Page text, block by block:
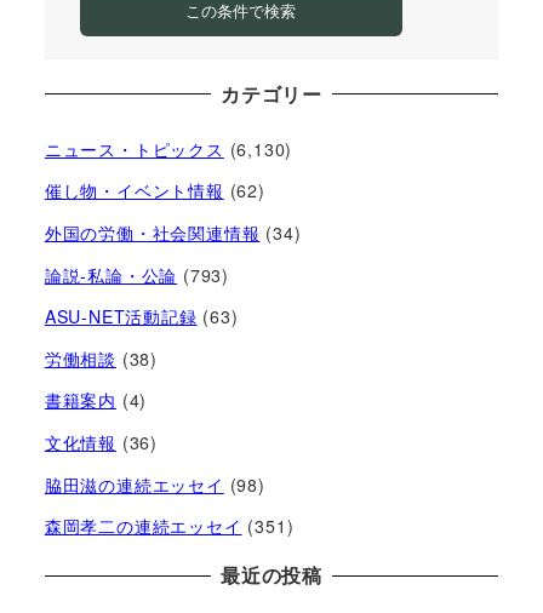
この条件で検索
カテゴリー
ニュース・トピックス (6,130)
催し物・イベント情報 (62)
外国の労働・社会関連情報 (34)
論説-私論・公論 (793)
ASU-NET活動記録 (63)
労働相談 (38)
書籍案内 (4)
文化情報 (36)
脇田滋の連続エッセイ (98)
森岡孝二の連続エッセイ (351)
最近の投稿